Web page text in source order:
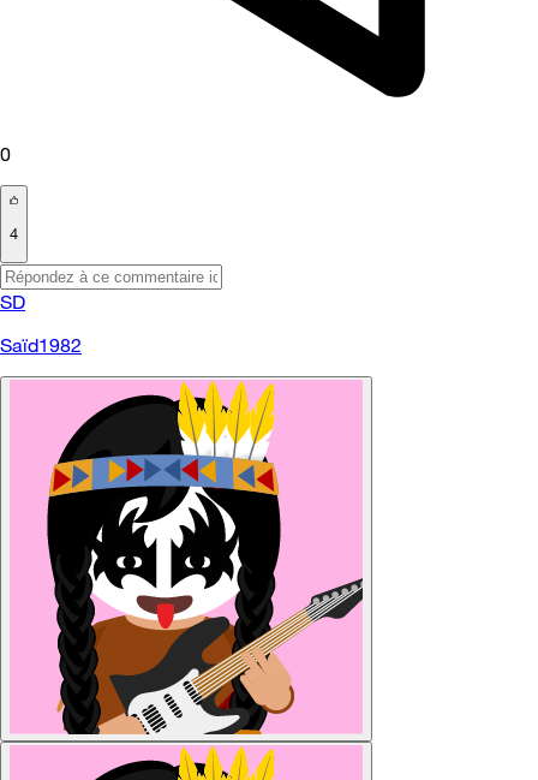
0
4
SD
Saïd1982